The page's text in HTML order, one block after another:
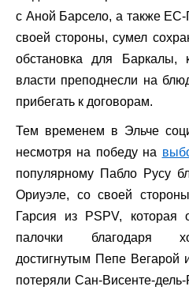
с Аной Барсело, а также
своей стороны, сумел
обстановка для Баркалы,
власти преподнесли на
прибегать к договорам.
Тем временем в Эльче
несмотря на победу на
популярному Пабло Русу
Ориуэле, со своей
Гарсия из PSPV, которая
палочки благодаря
достигнутым Пепе Вегарой
потеряли Сан-Висенте-дель-